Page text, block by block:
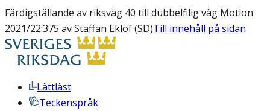
Färdigställande av riksväg 40 till dubbelfilig väg Motion
2021/22:375 av Staffan Eklöf (SD)Till innehåll på sidan
Lättläst
Teckenspråk